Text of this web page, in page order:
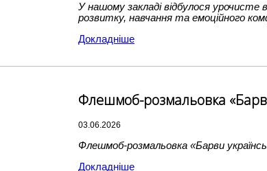
У нашому закладі відбулося
розвитку, навчання та емоційного
Докладніше
Флешмоб-розмальовка
03.06.2026
Флешмоб-розмальовка «Барви
Докладніше